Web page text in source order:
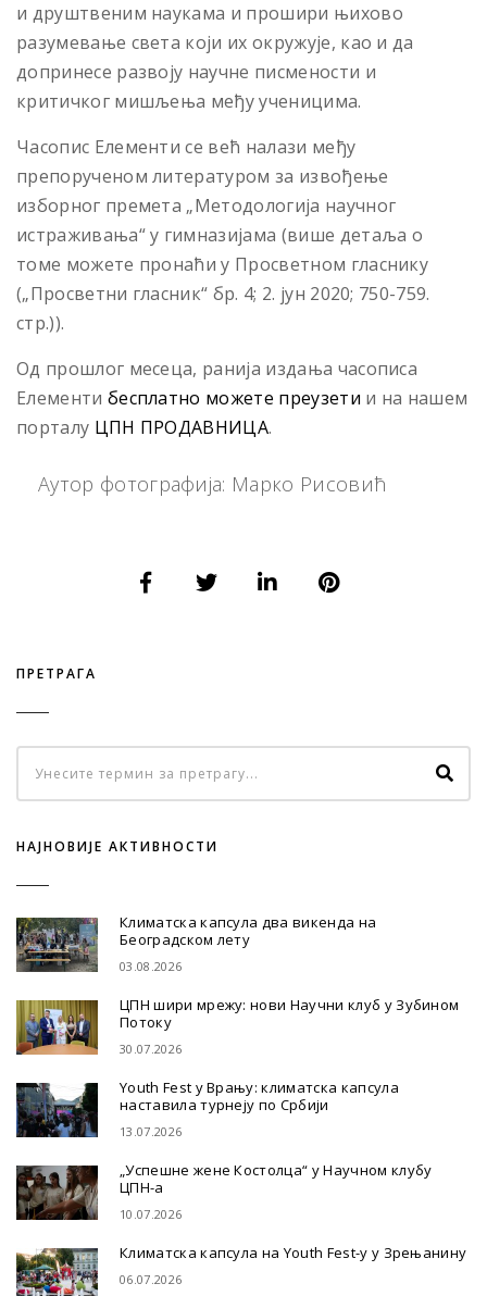
и друштвеним наукама и прошири њихово
разумевање света који их окружује, као и да
допринесе развоју научне писмености и
критичког мишљења међу ученицима.
Часопис Елементи се већ налази међу
препорученом литературом за извођење
изборног премета „Методологија научног
истраживања“ у гимназијама (више детаља о
томе можете пронаћи у Просветном гласнику
(„Просветни гласник“ бр. 4; 2. јун 2020; 750-759.
стр.)).
Од прошлог месеца, ранија издања часописа
Елементи бесплатно можете преузети и на нашем
порталу ЦПН ПРОДАВНИЦА.
Аутор фотографија: Марко Рисовић
ПРЕТРАГА
НАЈНОВИЈЕ АКТИВНОСТИ
Климатска капсула два викенда на
Београдском лету
03.08.2026
ЦПН шири мрежу: нови Научни клуб у Зубином
Потоку
30.07.2026
Youth Fest у Врању: климатска капсула
наставила турнеју по Србији
13.07.2026
„Успешне жене Костолца“ у Научном клубу
ЦПН-а
10.07.2026
Климатска капсула на Youth Fest-у у Зрењанину
06.07.2026